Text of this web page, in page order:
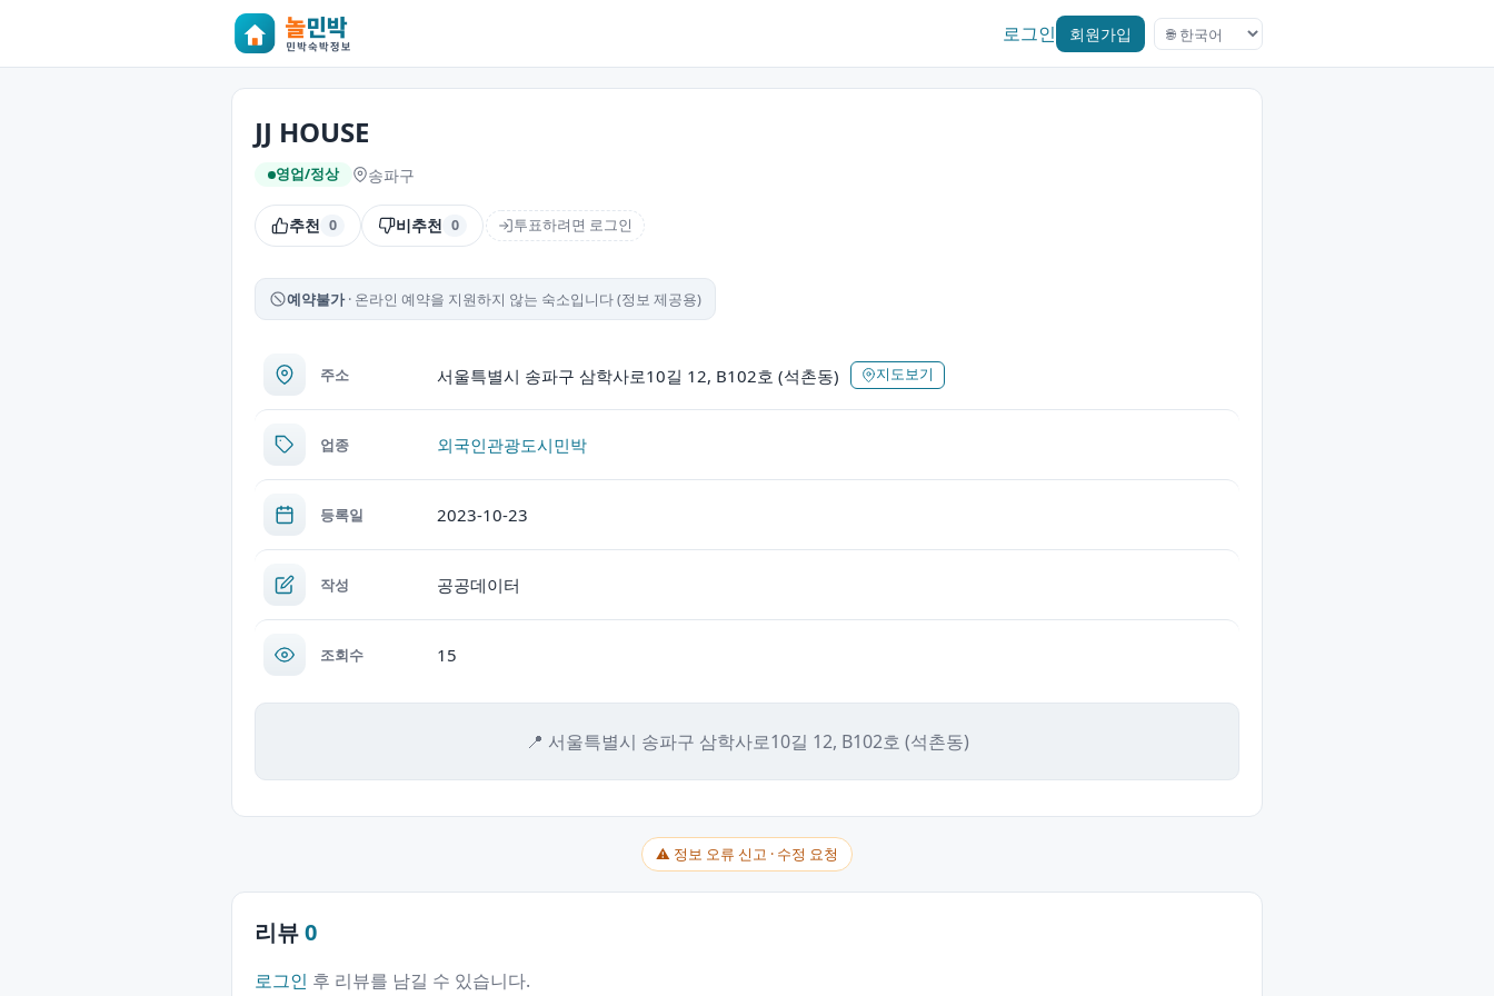
로그인 회원가입
JJ HOUSE
영업/정상 송파구
추천 0 비추천 0 투표하려면 로그인
예약불가 온라인 예약을 지원하지 않는 숙소입니다 (정보 제공용)
주소 서울특별시 송파구 삼학사로10길 12, B102호 (석촌동) 지도보기
업종 외국인관광도시민박
등록일 2023-10-23
작성 공공데이터
조회수 15
📍 서울특별시 송파구 삼학사로10길 12, B102호 (석촌동)
⚠ 정보 오류 신고 · 수정 요청
리뷰0
로그인 후 리뷰를 남길 수 있습니다.